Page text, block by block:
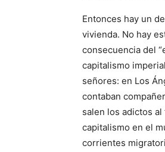
Entonces hay un
vivienda. No hay
consecuencia del
capitalismo
señores: en Los
contaban
salen los adictos
capitalismo en el
corrientes